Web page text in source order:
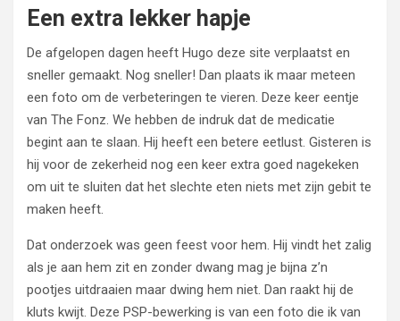
Een extra lekker hapje
De afgelopen dagen heeft Hugo deze site verplaatst en
sneller gemaakt. Nog sneller! Dan plaats ik maar meteen
een foto om de verbeteringen te vieren. Deze keer eentje
van The Fonz. We hebben de indruk dat de medicatie
begint aan te slaan. Hij heeft een betere eetlust. Gisteren is
hij voor de zekerheid nog een keer extra goed nagekeken
om uit te sluiten dat het slechte eten niets met zijn gebit te
maken heeft.
Dat onderzoek was geen feest voor hem. Hij vindt het zalig
als je aan hem zit en zonder dwang mag je bijna z’n
pootjes uitdraaien maar dwing hem niet. Dan raakt hij de
kluts kwijt. Deze PSP-bewerking is van een foto die ik van